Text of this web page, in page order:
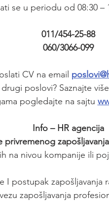
se u periodu od 08:30 –
011/454-25-88
060/3066-099
CV na email
poslovi? Saznajte
pogledajte na sajtu
Info – HR agencija
privremenog
na nivou kompanije ili
I postupak zapošljavanja
zapošljavanja